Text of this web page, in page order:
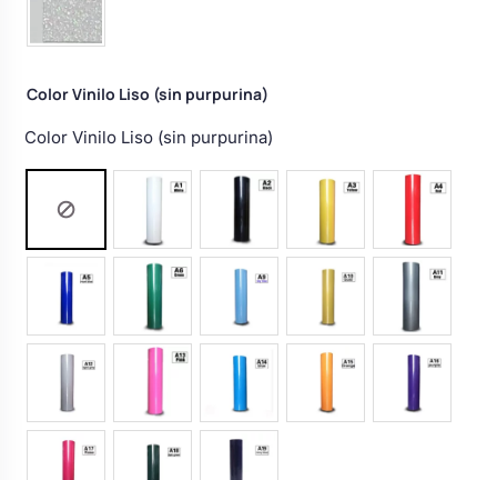
Color Vinilo Liso (sin purpurina)
Color Vinilo Liso (sin purpurina)